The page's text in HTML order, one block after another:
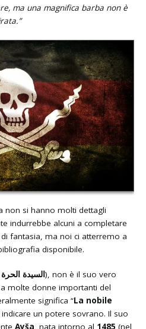
ma una magnifica barba non è
non si hanno molti dettagli
indurrebbe alcuni a completare
fantasia, ma noi ci atterremo a
disponibile.
السيدة الحرة‎), non è il suo vero
molte donne importanti del
significa “La nobile
indicare un potere sovrano. Il suo